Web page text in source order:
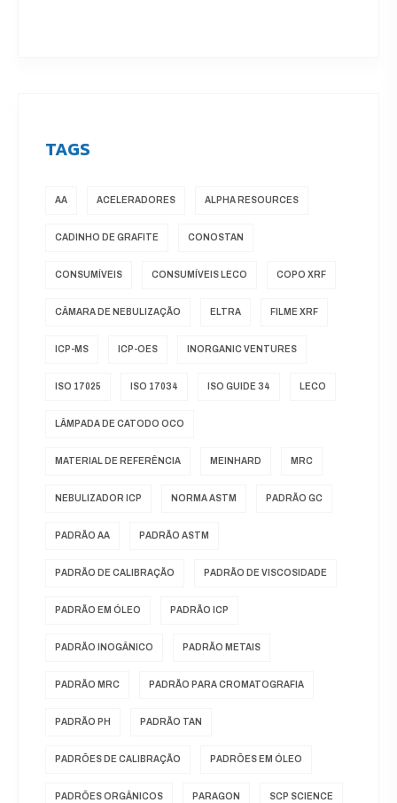
TAGS
AA ACELERADORES ALPHA RESOURCES
CADINHO DE GRAFITE CONOSTAN
CONSUMÍVEIS CONSUMÍVEIS LECO COPO XRF
CÂMARA DE NEBULIZAÇÃO ELTRA FILME XRF
ICP-MS ICP-OES INORGANIC VENTURES
ISO 17025 ISO 17034 ISO GUIDE 34 LECO
LÂMPADA DE CATODO OCO
MATERIAL DE REFERÊNCIA MEINHARD MRC
NEBULIZADOR ICP NORMA ASTM PADRÃO GC
PADRÃO AA PADRÃO ASTM
PADRÃO DE CALIBRAÇÃO PADRÃO DE VISCOSIDADE
PADRÃO EM ÓLEO PADRÃO ICP
PADRÃO INOGÂNICO PADRÃO METAIS
PADRÃO MRC PADRÃO PARA CROMATOGRAFIA
PADRÃO PH PADRÃO TAN
PADRÕES DE CALIBRAÇÃO PADRÕES EM ÓLEO
PADRÕES ORGÂNICOS PARAGON SCP SCIENCE